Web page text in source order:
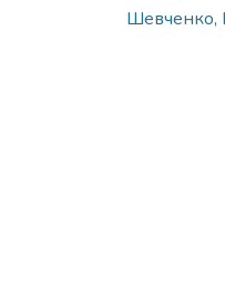
Шевченко,